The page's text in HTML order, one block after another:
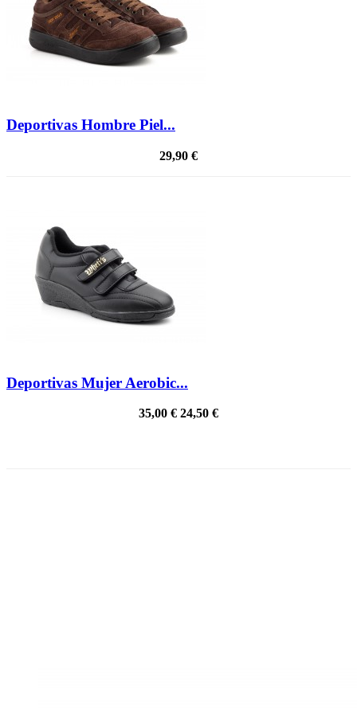
Deportivas Hombre Piel...
29,90 €
Deportivas Mujer Aerobic...
35,00 € 24,50 €